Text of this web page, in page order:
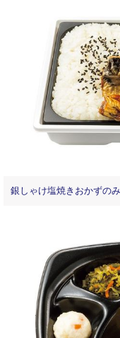
銀しゃけ塩焼きおかずのみ